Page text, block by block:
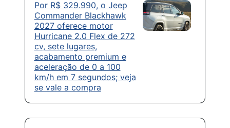
Por R$ 329.990, o Jeep
Commander Blackhawk
2027 oferece motor
Hurricane 2.0 Flex de 272
cv, sete lugares,
acabamento premium e
aceleração de 0 a 100
km/h em 7 segundos; veja
se vale a compra